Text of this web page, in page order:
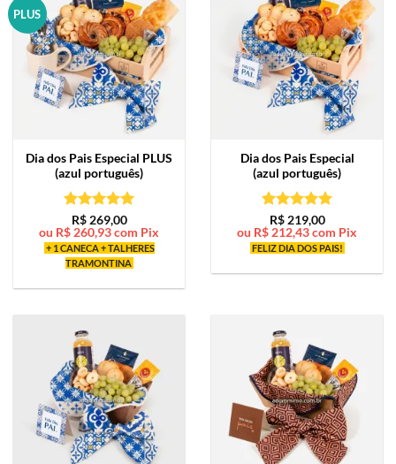
PLUS
Dia dos Pais Especial PLUS
(azul português)
Avaliação5
de 5
R$269,00
ou R$260,93com Pix
+ 1 CANECA + TALHERES
TRAMONTINA
Dia dos Pais Especial
(azul português)
Avaliação5
de 5
R$219,00
ou R$212,43com Pix
FELIZ DIA DOS PAIS!